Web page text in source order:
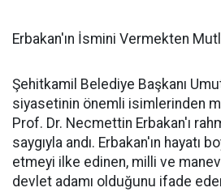
Erbakan'ın İsmini Vermekten
Şehitkamil Belediye Başkanı
siyasetinin önemli isimlerinden
Prof. Dr. Necmettin Erbakan'ı
saygıyla andı. Erbakan'ın hayatı
etmeyi ilke edinen, milli ve
devlet adamı olduğunu ifade eden